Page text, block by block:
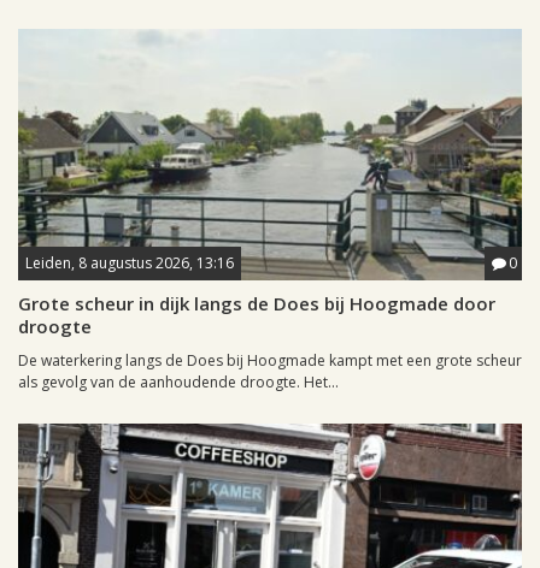
Leiden, 8 augustus 2026, 13:16 0
Grote scheur in dijk langs de Does bij Hoogmade door
droogte
De waterkering langs de Does bij Hoogmade kampt met een grote scheur
als gevolg van de aanhoudende droogte. Het...